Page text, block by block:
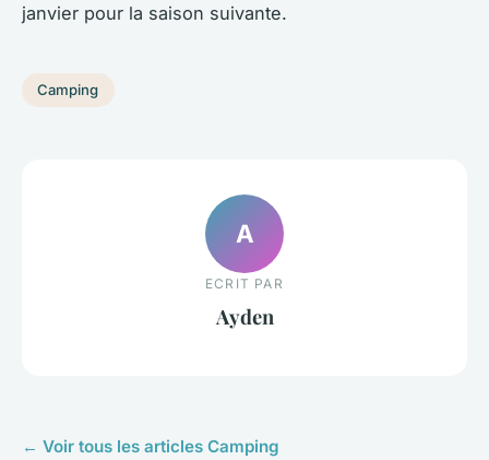
janvier pour la saison suivante.
Camping
A
ECRIT PAR
Ayden
← Voir tous les articles Camping